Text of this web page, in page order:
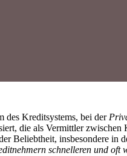
des Kreditsystems, bei der
die als Vermittler
Beliebtheit, insbesondere in
schnelleren und oft